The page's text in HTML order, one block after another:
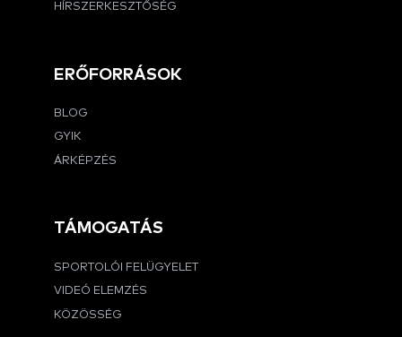
HÍRSZERKESZTŐSÉG
ERŐFORRÁSOK
BLOG
GYIK
ÁRKÉPZÉS
TÁMOGATÁS
SPORTOLÓI FELÜGYELET
VIDEÓ ELEMZÉS
KÖZÖSSÉG